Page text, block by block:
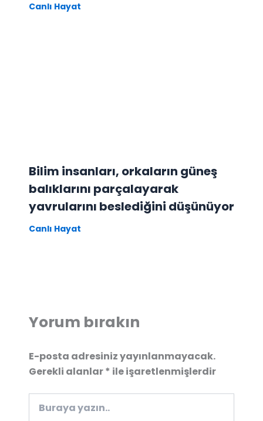
Canlı Hayat
Bilim insanları, orkaların güneş
balıklarını parçalayarak
yavrularını beslediğini düşünüyor
Canlı Hayat
Yorum bırakın
E-posta adresiniz yayınlanmayacak.
Gerekli alanlar* ile işaretlenmişlerdir
yazın..